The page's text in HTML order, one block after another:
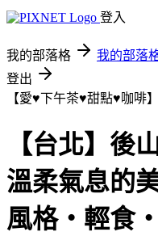
登入
我的部落格 我的部落
登出
【愛♥下午茶♥甜點♥咖啡】
【台北】後
溫柔氣息的
風格‧輕食